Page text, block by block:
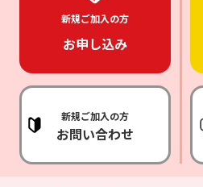
新規ご加入の方
お申し込み
新規ご加入の方
お問い合わせ